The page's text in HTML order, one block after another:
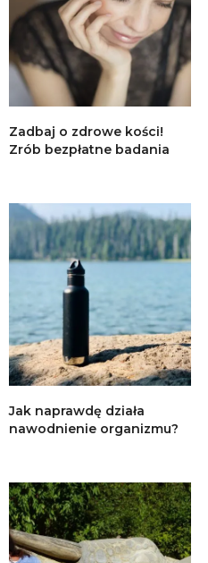
Zadbaj o zdrowe kości!
Zrób bezpłatne badania
Jak naprawdę działa
nawodnienie organizmu?